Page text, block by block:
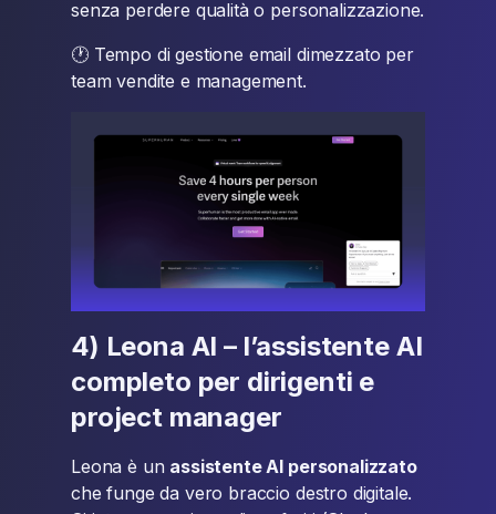
senza perdere qualità o personalizzazione.
🕐 Tempo di gestione email dimezzato per
team vendite e management.
4) Leona AI – l’assistente AI
completo per dirigenti e
project manager
Leona è un assistente AI personalizzato
che funge da vero braccio destro digitale.